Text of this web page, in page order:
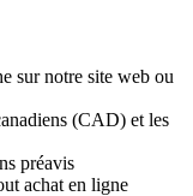
sur notre site web ou
(CAD) et les
préavis
achat en ligne